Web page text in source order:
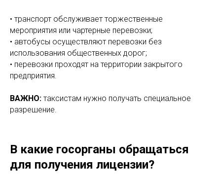
• транспорт обслуживает торжественные
мероприятия или чартерные перевозки;
• автобусы осуществляют перевозки без
использования общественных дорог;
• перевозки проходят на территории закрытого
предприятия.
ВАЖНО: таксистам нужно получать специальное
разрешение.
В какие госорганы обращаться
для получения лицензии?